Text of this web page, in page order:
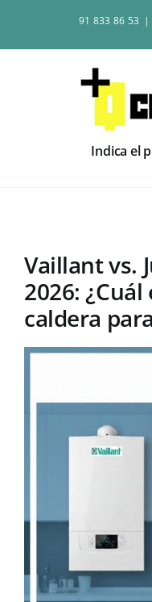
contenido
91 833 86 53 |
Indica el
Vaillant vs.
2026:
caldera